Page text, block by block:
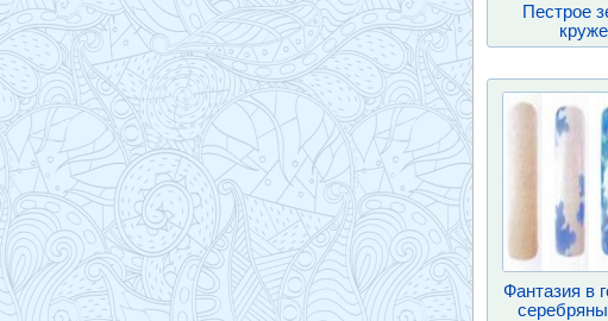
Пестрое
Фантазия в